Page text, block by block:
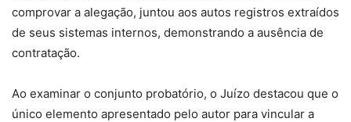
comprovar a alegação, juntou aos autos registros extraídos
de seus sistemas internos, demonstrando a ausência de
contratação.
Ao examinar o conjunto probatório, o Juízo destacou que o
único elemento apresentado pelo autor para vincular a